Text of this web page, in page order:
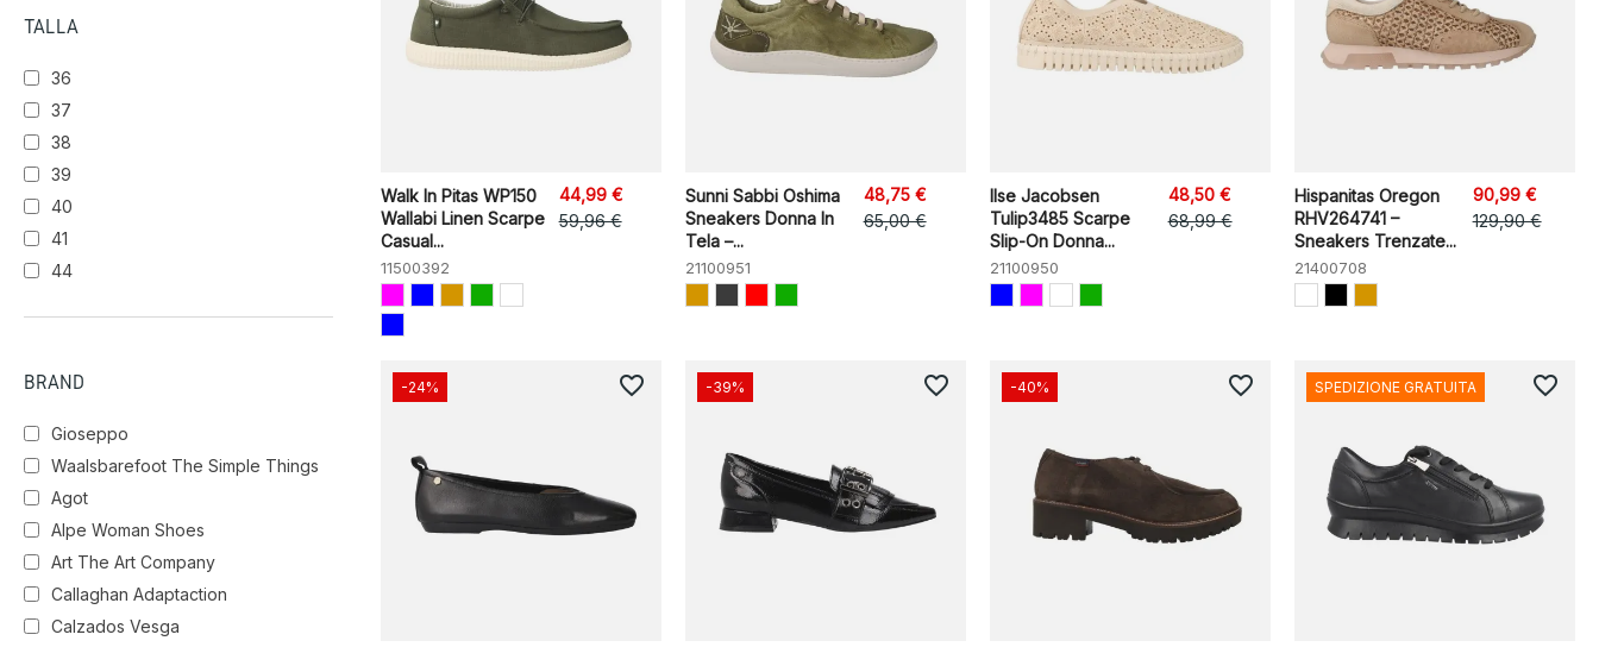
ENCINA
TALLA
36
37
38
39
40
41
44
BRAND
Gioseppo
Waalsbarefoot The Simple Things
Agot
Alpe Woman Shoes
Art The Art Company
Callaghan Adaptaction
Calzados Vesga
Walk In Pitas WP150
Wallabi Linen Scarpe
Casual...
11500392
44,99 €
59,96 €
Sunni Sabbi Oshima
Sneakers Donna In
Tela –...
21100951
48,75 €
65,00 €
Ilse Jacobsen
Tulip3485 Scarpe
Slip-On Donna...
21100950
48,50 €
68,99 €
Hispanitas Oregon
RHV264741 –
Sneakers Trenzate...
21400708
90,99 €
129,90 €
-24% favorite_border -39% favorite_border -40% favorite_border SPEDIZIONE GRATUITA favorite_border